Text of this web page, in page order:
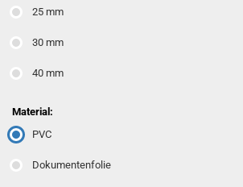
25 mm
30 mm
40 mm
Material:
PVC
Dokumentenfolie